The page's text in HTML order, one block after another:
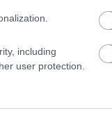
including
user protection.